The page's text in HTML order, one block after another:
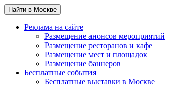
Найти в Москве
Реклама на сайте
Размещение анонсов мероприятий
Размещение ресторанов и кафе
Размещение мест и площадок
Размещение баннеров
Бесплатные события
Бесплатные выставки в Москве